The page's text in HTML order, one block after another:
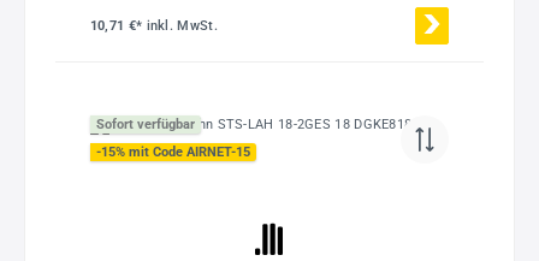
10,71 €* inkl. MwSt.
Sofort verfügbar
-15% mit Code AIRNET-15